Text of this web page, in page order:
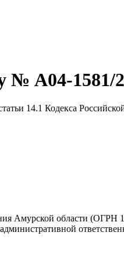
№ А04-1581/
14.1 Кодекса
Амурской области (ОГРН